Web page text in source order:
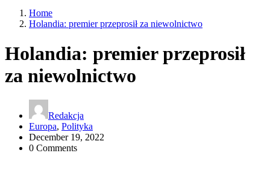
Home
Holandia: premier przeprosił za niewolnictwo
Holandia: premier przeprosił
za niewolnictwo
Redakcja
Europa, Polityka
December 19, 2022
0 Comments